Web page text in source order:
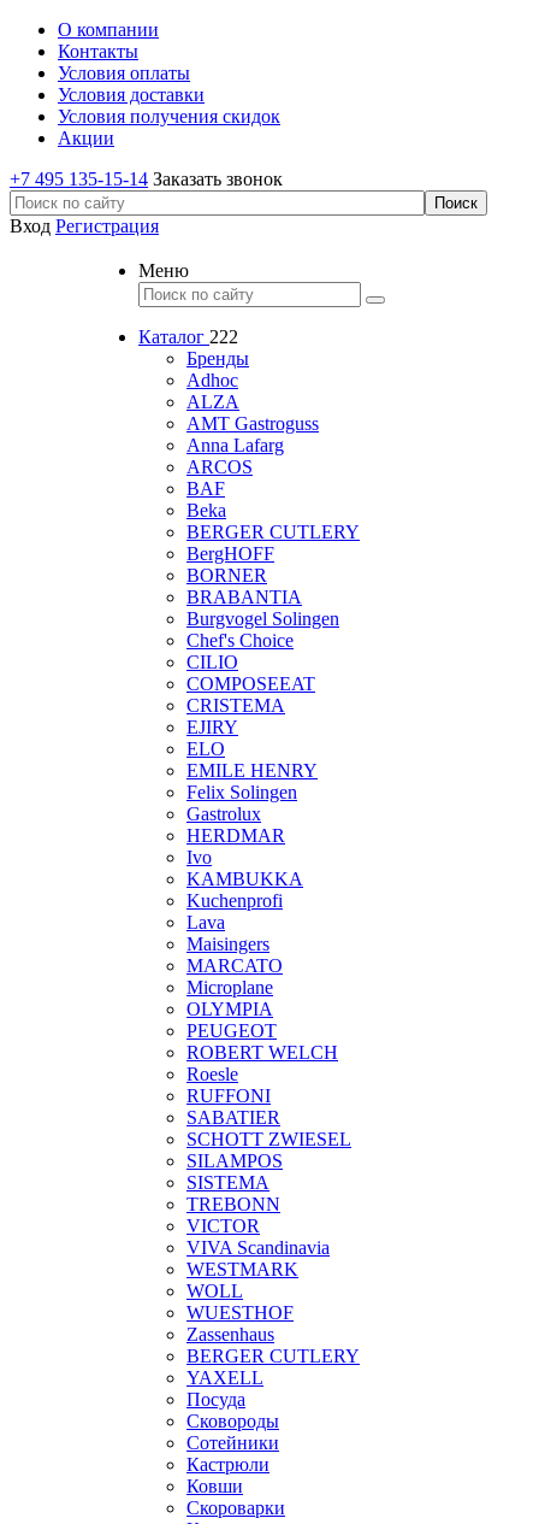
О компании
Контакты
Условия оплаты
Условия доставки
Условия получения скидок
Акции
+7 495 135-15-14 Заказать звонок
Вход Регистрация
Меню
Каталог 222
Бренды
Adhoc
ALZA
AMT Gastroguss
Anna Lafarg
ARCOS
BAF
Beka
BERGER CUTLERY
BergHOFF
BORNER
BRABANTIA
Burgvogel Solingen
Chef's Choice
CILIO
COMPOSEEAT
CRISTEMA
EJIRY
ELO
EMILE HENRY
Felix Solingen
Gastrolux
HERDMAR
Ivo
KAMBUKKA
Kuchenprofi
Lava
Maisingers
MARCATO
Microplane
OLYMPIA
PEUGEOT
ROBERT WELCH
Roesle
RUFFONI
SABATIER
SCHOTT ZWIESEL
SILAMPOS
SISTEMA
TREBONN
VICTOR
VIVA Scandinavia
WESTMARK
WOLL
WUESTHOF
Zassenhaus
BERGER CUTLERY
YAXELL
Посуда
Сковороды
Сотейники
Кастрюли
Ковши
Скороварки